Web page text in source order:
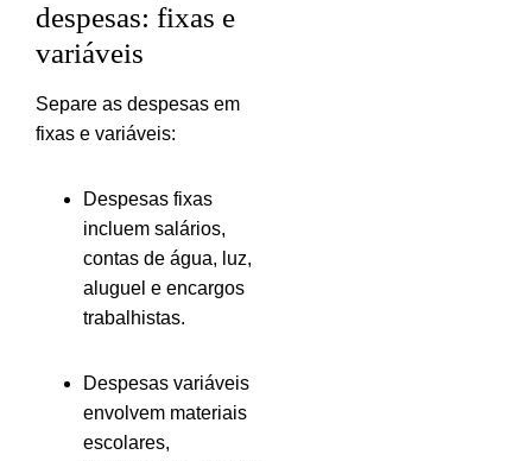
despesas: fixas e
variáveis
Separe as despesas em
fixas e variáveis:
Despesas fixas
incluem salários,
contas de água, luz,
aluguel e encargos
trabalhistas.
Despesas variáveis
envolvem materiais
escolares,